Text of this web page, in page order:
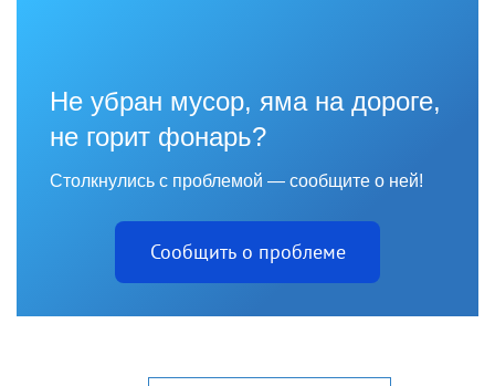
Не убран мусор, яма на дороге,
не горит фонарь?
Столкнулись с проблемой — сообщите о ней!
Сообщить о проблеме